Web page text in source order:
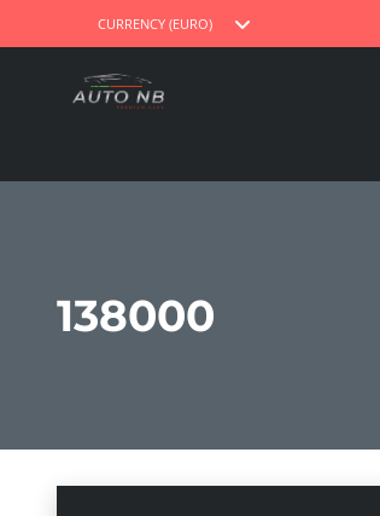
CURRENCY (EURO)
138000